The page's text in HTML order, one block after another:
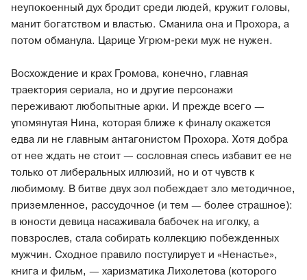
неупокоенный дух бродит среди людей, кружит головы,
манит богатством и властью. Сманила она и Прохора, а
потом обманула. Царице Угрюм-реки муж не нужен.
Восхождение и крах Громова, конечно, главная
траектория сериала, но и другие персонажи
переживают любопытные арки. И прежде всего —
упомянутая Нина, которая ближе к финалу окажется
едва ли не главным антагонистом Прохора. Хотя добра
от нее ждать не стоит — сословная спесь избавит ее не
только от либеральных иллюзий, но и от чувств к
любимому. В битве двух зол побеждает зло методичное,
приземленное, рассудочное (и тем — более страшное):
в юности девица насаживала бабочек на иголку, а
повзрослев, стала собирать коллекцию побежденных
мужчин. Сходное правило постулирует и «Ненастье»,
книга и фильм, — харизматика Лихолетова (которого